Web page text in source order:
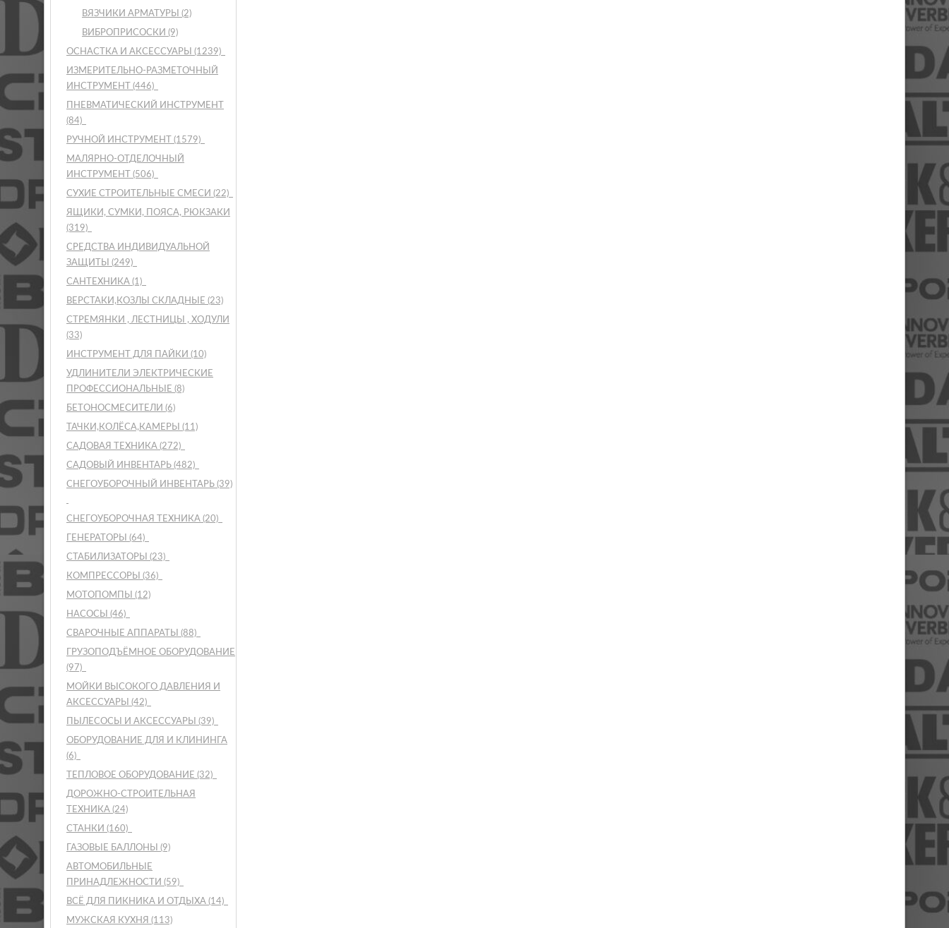
ВЯЗЧИКИ АРМАТУРЫ (2)
ВИБРОПРИСОСКИ (9)
ОСНАСТКА И АКСЕССУАРЫ (1239)
ИЗМЕРИТЕЛЬНО-РАЗМЕТОЧНЫЙ
ИНСТРУМЕНТ (446)
ПНЕВМАТИЧЕСКИЙ ИНСТРУМЕНТ
(84)
РУЧНОЙ ИНСТРУМЕНТ (1579)
МАЛЯРНО-ОТДЕЛОЧНЫЙ
ИНСТРУМЕНТ (506)
СУХИЕ СТРОИТЕЛЬНЫЕ СМЕСИ (22)
ЯЩИКИ, СУМКИ, ПОЯСА, РЮКЗАКИ
(319)
СРЕДСТВА ИНДИВИДУАЛЬНОЙ
ЗАЩИТЫ (249)
САНТЕХНИКА (1)
ВЕРСТАКИ,КОЗЛЫ СКЛАДНЫЕ (23)
СТРЕМЯНКИ , ЛЕСТНИЦЫ , ХОДУЛИ
(33)
ИНСТРУМЕНТ ДЛЯ ПАЙКИ (10)
УДЛИНИТЕЛИ ЭЛЕКТРИЧЕСКИЕ
ПРОФЕССИОНАЛЬНЫЕ (8)
БЕТОНОСМЕСИТЕЛИ (6)
ТАЧКИ,КОЛЁСА,КАМЕРЫ (11)
САДОВАЯ ТЕХНИКА (272)
САДОВЫЙ ИНВЕНТАРЬ (482)
СНЕГОУБОРОЧНЫЙ ИНВЕНТАРЬ (39)
СНЕГОУБОРОЧНАЯ ТЕХНИКА (20)
ГЕНЕРАТОРЫ (64)
СТАБИЛИЗАТОРЫ (23)
КОМПРЕССОРЫ (36)
МОТОПОМПЫ (12)
НАСОСЫ (46)
СВАРОЧНЫЕ АППАРАТЫ (88)
ГРУЗОПОДЪЁМНОЕ ОБОРУДОВАНИЕ
(97)
МОЙКИ ВЫСОКОГО ДАВЛЕНИЯ И
АКСЕССУАРЫ (42)
ПЫЛЕСОСЫ И АКСЕССУАРЫ (39)
ОБОРУДОВАНИЕ ДЛЯ И КЛИНИНГА
(6)
ТЕПЛОВОЕ ОБОРУДОВАНИЕ (32)
ДОРОЖНО-СТРОИТЕЛЬНАЯ
ТЕХНИКА (24)
СТАНКИ (160)
ГАЗОВЫЕ БАЛЛОНЫ (9)
АВТОМОБИЛЬНЫЕ
ПРИНАДЛЕЖНОСТИ (59)
ВСЁ ДЛЯ ПИКНИКА И ОТДЫХА (14)
МУЖСКАЯ КУХНЯ (113)